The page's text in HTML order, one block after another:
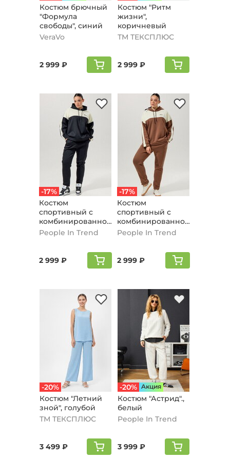
Костюм брючный
"Формула
свободы", синий
VeraVo
2 999 ₽
Кoстюм "Ритм
жизни",
коричневый
ТМ ТЕКСПЛЮС
2 999 ₽
-17%
Костюм
спортивный с
комбинированной
вставкой, черный
People In Trend
2 999 ₽
-17%
Костюм
спортивный с
комбинированной
вставкой,
кофейный
People In Trend
2 999 ₽
-20%
Костюм "Летний
зной", голубой
ТМ ТЕКСПЛЮС
3 499 ₽
-20% Aкция
Костюм "Астрид".,
белый
People In Trend
3 999 ₽